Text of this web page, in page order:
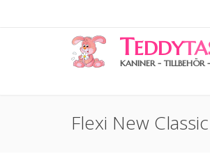
TEDDY
KANINER - TILLBEHÖR
Flexi New